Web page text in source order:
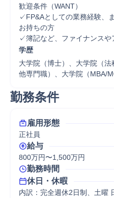
歓迎条件（WANT）
✓FP&Aとしての業務経験、
お持ちの方
✓簿記など、ファイナンスや
学歴
大学院（博士）、大学院（
他専門職）、大学院（MBA/
勤務条件
雇用形態
正社員
給与
800万円〜1,500万円
勤務時間
休日・休暇
内訳：完全週休2日制、土曜